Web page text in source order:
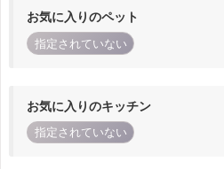
お気に入りのペット
指定されていない
お気に入りのキッチン
指定されていない